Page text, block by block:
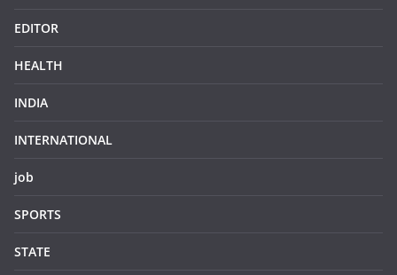
EDITOR
HEALTH
INDIA
INTERNATIONAL
job
SPORTS
STATE